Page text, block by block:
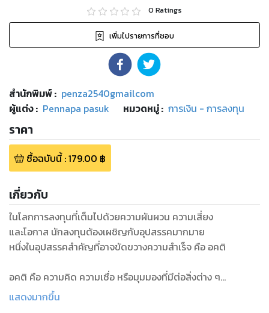
0 Ratings
เพิ่มไปรายการที่ชอบ
สำนักพิมพ์: penza2540gmailcom
ผู้แต่ง : Pennapa pasuk หมวดหมู่: การเงิน - การลงทุน
ราคา
ซื้อฉบับนี้:179.00 ฿
เกี่ยวกับ
ในโลกการลงทุนที่เต็มไปด้วยความผันผวน ความเสี่ยง
และโอกาส นักลงทุนต้องเผชิญกับอุปสรรคมากมาย
หนึ่งในอุปสรรคสำคัญที่อาจขัดขวางความสำเร็จ คือ อคติ
อคติ คือ ความคิด ความเชื่อ หรือมุมมองที่มีต่อสิ่งต่าง ๆ
โดยไม่ต้องอาศัยเหตุผล ซึ่งอาจส่งผลต่อการตัดสินใจลงทุน
แสดงมากขึ้น